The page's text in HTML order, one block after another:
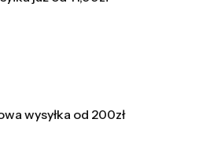
wysyłka od 200zł